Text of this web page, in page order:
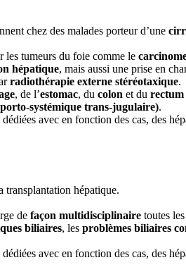
chez des malades porteur d’une
les tumeurs du foie comme le
hépatique, mais aussi une prise en
radiothérapie externe stéréotaxique.
, de l’estomac, du colon et du rectum
systémique trans-jugulaire).
avec en fonction des cas, des
transplantation hépatique.
de façon multidisciplinaire toutes
biliaires, les problèmes biliaires
avec en fonction des cas, des